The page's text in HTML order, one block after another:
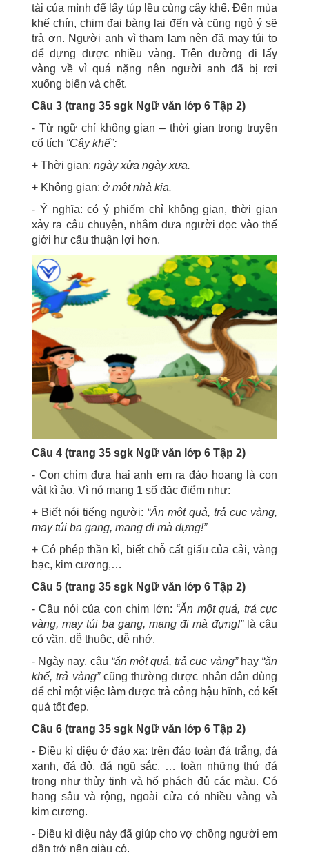
tài của mình để lấy túp lều cùng cây khế. Đến mùa
khế chín, chim đại bàng lại đến và cũng ngỏ ý sẽ
trả ơn. Người anh vì tham lam nên đã may túi to
để dựng được nhiều vàng. Trên đường đi lấy
vàng về vì quá nặng nên người anh đã bị rơi
xuống biển và chết.
Câu 3 (trang 35 sgk Ngữ văn lớp 6 Tập 2)
- Từ ngữ chỉ không gian – thời gian trong truyện
cổ tích “Cây khế”:
+ Thời gian: ngày xửa ngày xưa.
+ Không gian: ở một nhà kia.
- Ý nghĩa: có ý phiếm chỉ không gian, thời gian
xảy ra câu chuyện, nhằm đưa người đọc vào thế
giới hư cấu thuận lợi hơn.
Câu 4 (trang 35 sgk Ngữ văn lớp 6 Tập 2)
- Con chim đưa hai anh em ra đảo hoang là con
vật kì ảo. Vì nó mang 1 số đặc điểm như:
+ Biết nói tiếng người: “Ăn một quả, trả cục vàng,
may túi ba gang, mang đi mà đựng!”
+ Có phép thần kì, biết chỗ cất giấu của cải, vàng
bạc, kim cương,…
Câu 5 (trang 35 sgk Ngữ văn lớp 6 Tập 2)
- Câu nói của con chim lớn: “Ăn một quả, trả cục
vàng, may túi ba gang, mang đi mà đựng!”là câu
có vần, dễ thuộc, dễ nhớ.
- Ngày nay, câu “ăn một quả, trả cục vàng”hay “ăn
khế, trả vàng”cũng thường được nhân dân dùng
để chỉ một việc làm được trả công hậu hĩnh, có kết
quả tốt đẹp.
Câu 6 (trang 35 sgk Ngữ văn lớp 6 Tập 2)
- Điều kì diệu ở đảo xa: trên đảo toàn đá trắng, đá
xanh, đá đỏ, đá ngũ sắc, … toàn những thứ đá
trong như thủy tinh và hổ phách đủ các màu. Có
hang sâu và rộng, ngoài cửa có nhiều vàng và
kim cương.
- Điều kì diệu này đã giúp cho vợ chồng người em
dần trở nên giàu có.